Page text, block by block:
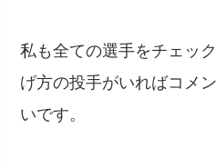
私も全ての選手をチェッ
げ方の投手がいればコメ
いです。